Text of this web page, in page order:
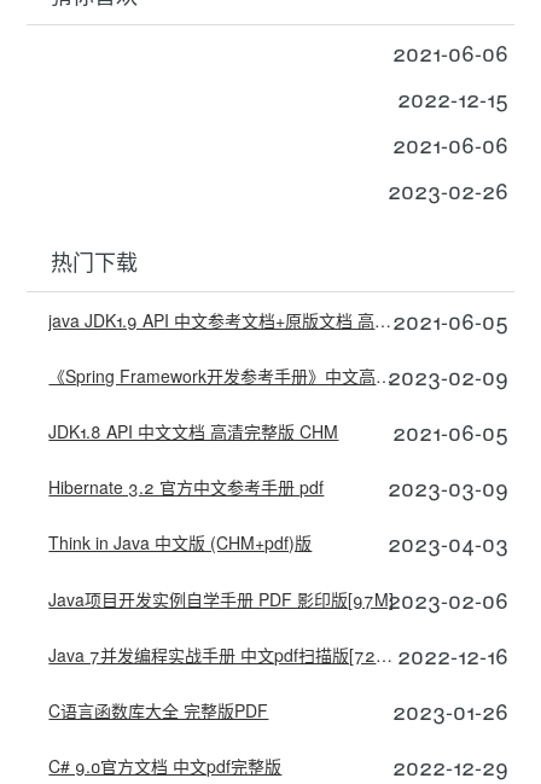
2021-06-06
2022-12-15
2021-06-06
2023-02-26
热门下载
java JDK1.9 API 中文参考文档+原版文档 高清完整版 CHM2021-06-05
《Spring Framework开发参考手册》中文高清（PDF）2023-02-09
JDK1.8 API 中文文档 高清完整版 CHM 2021-06-05
Hibernate 3.2 官方中文参考手册 pdf 2023-03-09
Think in Java 中文版 (CHM+pdf)版 2023-04-03
Java项目开发实例自学手册 PDF 影印版[97M]2023-02-06
Java 7并发编程实战手册 中文pdf扫描版[72MB] 2022-12-16
C语言函数库大全 完整版PDF 2023-01-26
C# 9.0官方文档 中文pdf完整版 2022-12-29